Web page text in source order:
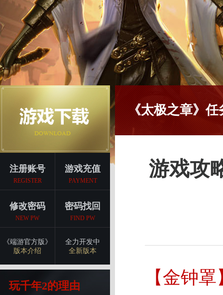
注册账号
REGISTER
游戏充值
PAYMENT
修改密码
NEW PW
密码找回
FIND PW
《端游官方版》
版本介绍
全力开发中
全新版本
玩千年2的理由
《太极之章》任
游戏攻
【金钟